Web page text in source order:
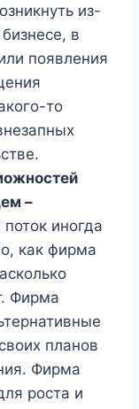
из-
в
появления
то
–
иногда
как фирма
Фирма
планов
Фирма
роста и